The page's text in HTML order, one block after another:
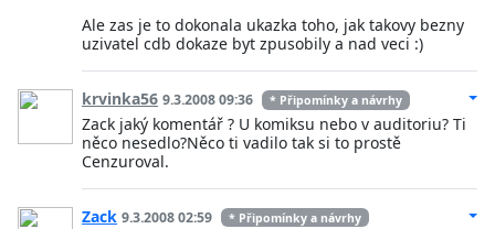
Ale zas je to dokonala ukazka toho, jak takovy bezny
uzivatel cdb dokaze byt zpusobily a nad veci :)
krvinka56 9.3.2008 09:36 * Připomínky a návrhy
Zack jaký komentář ? U komiksu nebo v auditoriu? Ti
něco nesedlo?Něco ti vadilo tak si to prostě
Cenzuroval.
Zack 9.3.2008 02:59 * Připomínky a návrhy